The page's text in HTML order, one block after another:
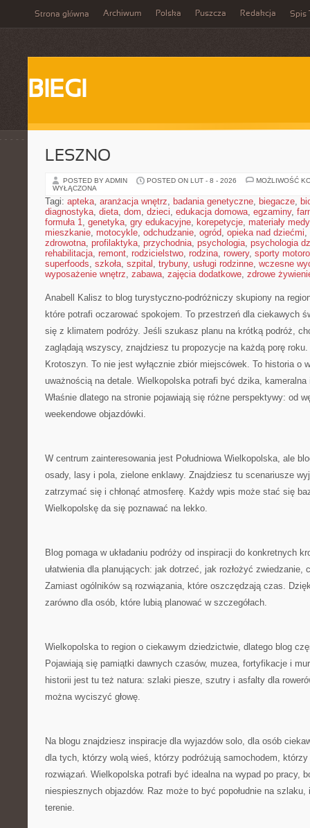
Strona główna Archiwum Polska Puszcza Redakcja Spis
BIEGI
LESZNO
POSTED BY ADMIN POSTED ON LUT - 8 - 2026
MOŻLIWOŚĆ
WYŁĄCZONA
Tagi: apteka, aranżacja wnętrz, badania genetyczne, biegacze,
diagnostyka, dieta, dom, dzieci, edukacja domowa, egzaminy,
formuła 1, genetyka, gry edukacyjne, korepetycje, materiały
mieszkanie, motocykle, odchudzanie, ogród, opieka nad dziećmi,
zdrowotna, profilaktyka, przychodnia, psychologia, psychologia
rehabilitacja, remont, rodzicielstwo, rodzina, rowery, sporty
superfoods, szkoła, szpital , trybuny, usługi rodzinne, wczesne
wyposażenie wnętrz, zabawa, zajęcia dodatkowe, zdrowe
Anabell Kalisz to blog turystyczno-podróżniczy skupiony na
które potrafi oczarować spokojem. To przestrzeń dla ciekawych
się z klimatem podróży. Jeśli szukasz planu na krótką podróż,
zaglądają wszyscy, znajdziesz tu propozycje na każdą porę
Krotoszyn. To nie jest wyłącznie zbiór miejscówek. To historia o
uważnością na detale. Wielkopolska potrafi być dzika,
Właśnie dlatego na stronie pojawiają się różne perspektywy: od
weekendowe objazdówki.
W centrum zainteresowania jest Południowa Wielkopolska, ale
osady, lasy i pola, zielone enklawy. Znajdziesz tu scenariusze
zatrzymać się i chłonąć atmosferę. Każdy wpis może stać się
Wielkopolskę da się poznawać na lekko.
Blog pomaga w układaniu podróży od inspiracji do konkretnych
ułatwienia dla planujących: jak dotrzeć, jak rozłożyć zwiedzanie,
Zamiast ogólników są rozwiązania, które oszczędzają czas.
zarówno dla osób, które lubią planować w szczegółach.
Wielkopolska to region o ciekawym dziedzictwie, dlatego blog
Pojawiają się pamiątki dawnych czasów, muzea, fortyfikacje i
historii jest tu też natura: szlaki piesze, szutry i asfalty dla
można wyciszyć głowę.
Na blogu znajdziesz inspiracje dla wyjazdów solo, dla osób
dla tych, którzy wolą wieś, którzy podróżują samochodem,
rozwiązań. Wielkopolska potrafi być idealna na wypad po pracy,
niespiesznych objazdów. Raz może to być popołudnie na
terenie.